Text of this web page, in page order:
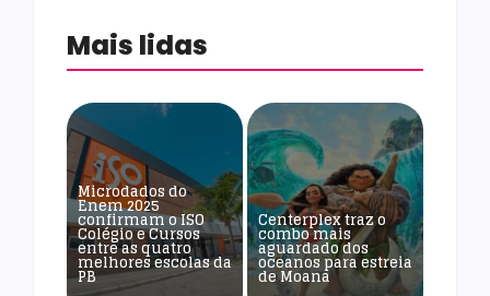
Mais lidas
Microdados do
Enem 2025
confirmam o ISO
Colégio e Cursos
entre as quatro
melhores escolas da
PB
Centerplex traz o
combo mais
aguardado dos
oceanos para estreia
de Moana